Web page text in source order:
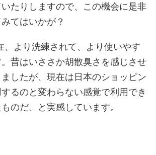
たりしますので、この機会に是非
てはいかが？
、より洗練されて、より使いやす
昔はいささか胡散臭さを感じさせ
したが、現在は日本のショッピン
るのと変わらない感覚で利用でき
のだ、と実感しています。